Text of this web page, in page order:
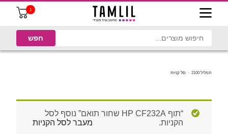
1
תמליל 2100 סל קניות
“תוף ‏HP CF232A שחור תואם” נוסף לסל
הקניות.
מעבר לסל הקניות